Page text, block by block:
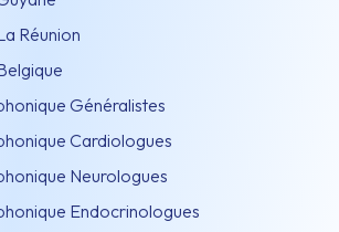
Réunion
Généralistes
Cardiologues
Neurologues
Endocrinologues